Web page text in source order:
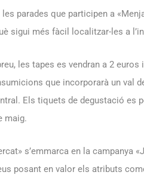
parades que participen a
sigui més fàcil localitzar-les a
les tapes es vendran a 2
que incorporarà un val
Els tiquets de degustació es
maig.
s’emmarca en la
posant en valor els atributs